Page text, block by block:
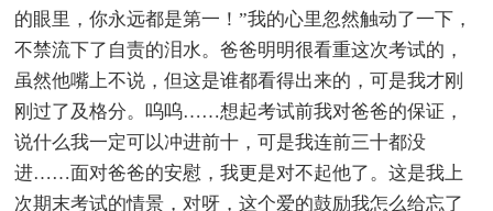
的眼里，你永远都是第一！”我的心里忽然触动了一下，
不禁流下了自责的泪水。爸爸明明很看重这次考试的，
虽然他嘴上不说，但这是谁都看得出来的，可是我才刚
刚过了及格分。呜呜……想起考试前我对爸爸的保证，
说什么我一定可以冲进前十，可是我连前三十都没
进……面对爸爸的安慰，我更是对不起他了。这是我上
次期末考试的情景，对呀，这个爱的鼓励我怎么给忘了